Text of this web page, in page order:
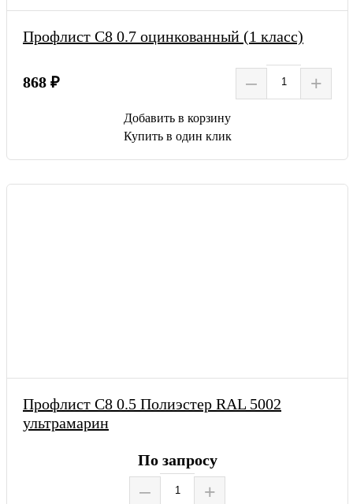
Профлист С8 0.7 оцинкованный (1 класс)
868 ₽ – +
Добавить в корзину
Купить в один клик
Профлист С8 0.5 Полиэстер RAL 5002
ультрамарин
По запросу
– +